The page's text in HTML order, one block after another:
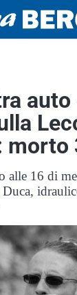
auto
morto
alle 16 di